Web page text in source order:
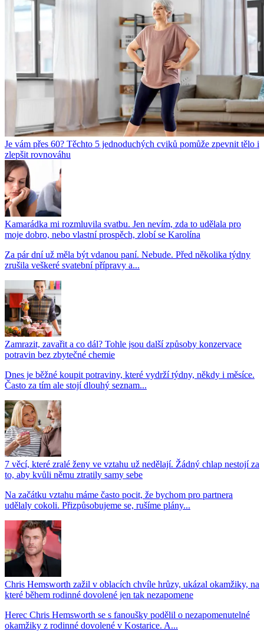
Je vám přes 60? Těchto 5 jednoduchých cviků pomůže zpevnit tělo i
zlepšit rovnováhu
Kamarádka mi rozmluvila svatbu. Jen nevím, zda to udělala pro
moje dobro, nebo vlastní prospěch, zlobí se Karolína
Za pár dní už měla být vdanou paní. Nebude. Před několika týdny
zrušila veškeré svatební přípravy a...
Zamrazit, zavařit a co dál? Tohle jsou další způsoby konzervace
potravin bez zbytečné chemie
Dnes je běžné koupit potraviny, které vydrží týdny, někdy i měsíce.
Často za tím ale stojí dlouhý seznam...
7 věcí, které zralé ženy ve vztahu už nedělají. Žádný chlap nestojí za
to, aby kvůli němu ztratily samy sebe
Na začátku vztahu máme často pocit, že bychom pro partnera
udělaly cokoli. Přizpůsobujeme se, rušíme plány...
Chris Hemsworth zažil v oblacích chvíle hrůzy, ukázal okamžiky, na
které během rodinné dovolené jen tak nezapomene
Herec Chris Hemsworth se s fanoušky podělil o nezapomenutelné
okamžiky z rodinné dovolené v Kostarice. A...